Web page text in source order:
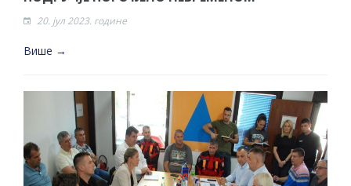
20. јул 2023. године
Више →